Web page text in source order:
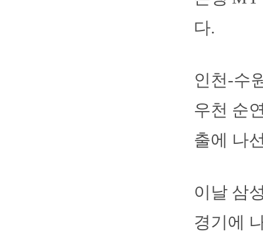
다.
인천-수
우천 순
출에 나
이날 삼
경기에